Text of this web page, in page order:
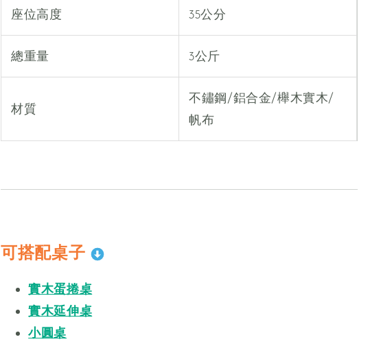
座位高度 35公分
總重量 3公斤
材質
不鏽鋼/鋁合金/櫸木實木/
帆布
可搭配桌子
實木蛋捲桌
實木延伸桌
小圓桌